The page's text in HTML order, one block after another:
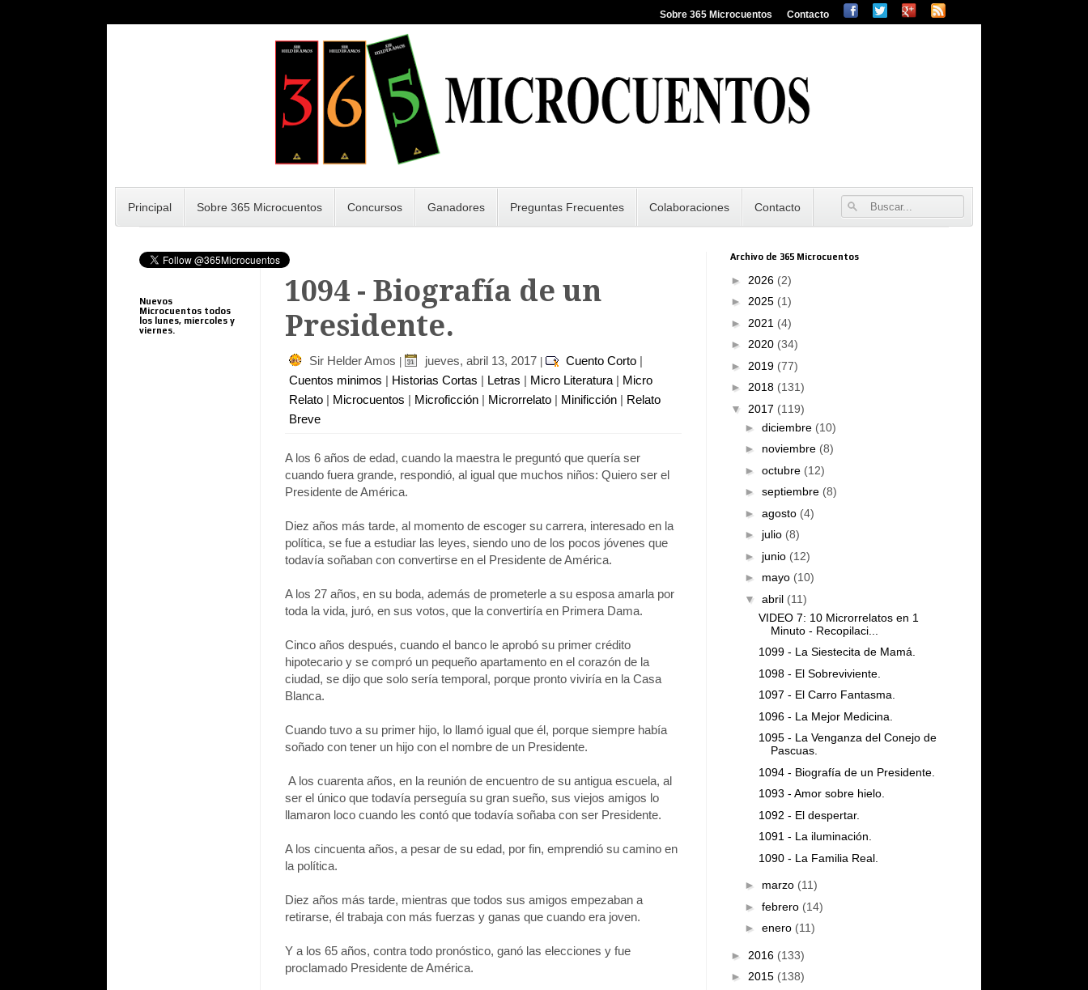
Sobre 365 Microcuentos Contacto
Principal Sobre 365 Microcuentos Concursos Ganadores Preguntas Frecuentes Colaboraciones Contacto
1094 - Biografía de un
Presidente.
Sir Helder Amos jueves, abril 13, 2017 Cuento Corto |
Cuentos minimos | Historias Cortas | Letras | Micro Literatura | Micro
Relato | Microcuentos | Microficción | Microrrelato | Minificción | Relato
Breve
A los 6 años de edad, cuando la maestra le preguntó que quería ser
cuando fuera grande, respondió, al igual que muchos niños: Quiero ser el
Presidente de América.
Diez años más tarde, al momento de escoger su carrera, interesado en la
política, se fue a estudiar las leyes, siendo uno de los pocos jóvenes que
todavía soñaban con convertirse en el Presidente de América.
A los 27 años, en su boda, además de prometerle a su esposa amarla por
toda la vida, juró, en sus votos, que la convertiría en Primera Dama.
Cinco años después, cuando el banco le aprobó su primer crédito
hipotecario y se compró un pequeño apartamento en el corazón de la
ciudad, se dijo que solo sería temporal, porque pronto viviría en la Casa
Blanca.
Cuando tuvo a su primer hijo, lo llamó igual que él, porque siempre había
soñado con tener un hijo con el nombre de un Presidente.
A los cuarenta años, en la reunión de encuentro de su antigua escuela, al
ser el único que todavía perseguía su gran sueño, sus viejos amigos lo
llamaron loco cuando les contó que todavía soñaba con ser Presidente.
A los cincuenta años, a pesar de su edad, por fin, emprendió su camino en
la política.
Diez años más tarde, mientras que todos sus amigos empezaban a
retirarse, él trabaja con más fuerzas y ganas que cuando era joven.
Y a los 65 años, contra todo pronóstico, ganó las elecciones y fue
proclamado Presidente de América.
Nuevos
Microcuentos todos
los lunes, miercoles y
viernes.
Archivo de 365 Microcuentos
► 2026 (2)
► 2025 (1)
► 2021 (4)
► 2020 (34)
► 2019 (77)
► 2018 (131)
▼ 2017 (119)
► diciembre (10)
► noviembre (8)
► octubre (12)
► septiembre (8)
► agosto (4)
► julio (8)
► junio (12)
► mayo (10)
▼ abril (11)
VIDEO 7: 10 Microrrelatos en 1
Minuto - Recopilaci...
1099 - La Siestecita de Mamá.
1098 - El Sobreviviente.
1097 - El Carro Fantasma.
1096 - La Mejor Medicina.
1095 - La Venganza del Conejo de
Pascuas.
1094 - Biografía de un Presidente.
1093 - Amor sobre hielo.
1092 - El despertar.
1091 - La iluminación.
1090 - La Familia Real.
► marzo (11)
► febrero (14)
► enero (11)
► 2016 (133)
► 2015 (138)